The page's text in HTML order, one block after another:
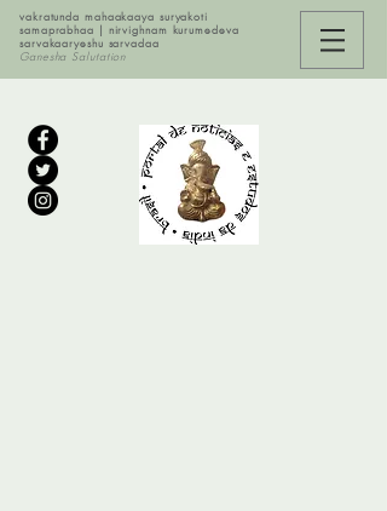
vakratunda mahaakaaya suryakoti
samaprabhaa | nirvighnam kurumedeva
sarvakaaryeshu sarvadaa
Ganesha Salutation